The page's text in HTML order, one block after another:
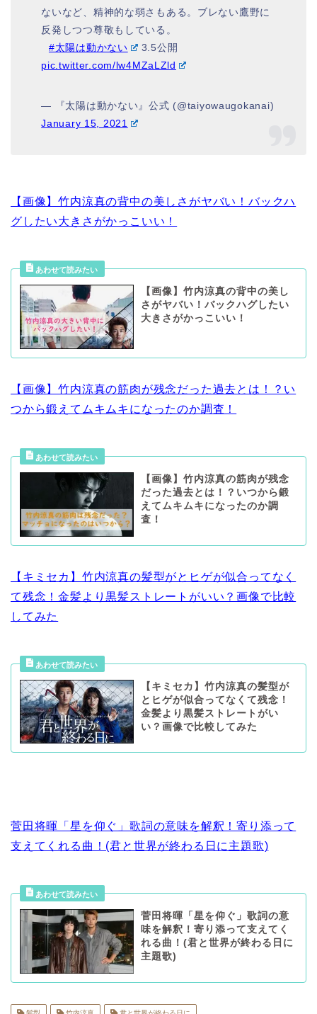
ないなど、精神的な弱さもある。ブレない鷹野に
反発しつつ尊敬もしている。
#太陽は動かない
3.5公開
pic.twitter.com/lw4MZaLZld
— 『太陽は動かない』公式 (@taiyowaugokanai)
January 15, 2021
【画像】竹内涼真の背中の美しさがヤバい！バックハ
グしたい大きさがかっこいい！
【画像】竹内涼真の背中の美し
さがヤバい！バックハグしたい
大きさがかっこいい！
【画像】竹内涼真の筋肉が残念だった過去とは！？い
つから鍛えてムキムキになったのか調査！
【画像】竹内涼真の筋肉が残念
だった過去とは！？いつから鍛
えてムキムキになったのか調
査！
【キミセカ】竹内涼真の髪型がとヒゲが似合ってなく
て残念！金髪より黒髪ストレートがいい？画像で比較
してみた
【キミセカ】竹内涼真の髪型が
とヒゲが似合ってなくて残念！
金髪より黒髪ストレートがい
い？画像で比較してみた
菅田将暉「星を仰ぐ」歌詞の意味を解釈！寄り添って
支えてくれる曲！(君と世界が終わる日に主題歌)
菅田将暉「星を仰ぐ」歌詞の意
味を解釈！寄り添って支えてく
れる曲！(君と世界が終わる日に
主題歌)